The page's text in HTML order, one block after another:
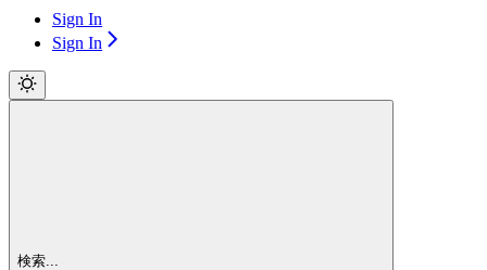
Sign In
Sign In
検索...